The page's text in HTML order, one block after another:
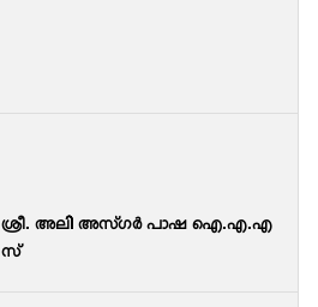
ശ്രീ. അലി അസ്ഗർ പാഷ ഐ.എ.എ
സ്